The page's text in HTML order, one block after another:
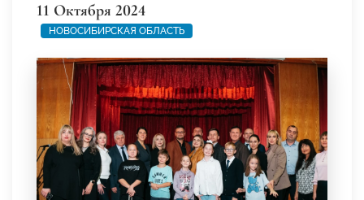
11 Октября 2024
НОВОСИБИРСКАЯ ОБЛАСТЬ